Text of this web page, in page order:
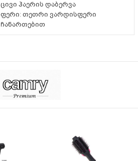
ცივი ჰაერის დაბერვა
ფერი: თეთრი ვარდისფერი
ჩანართებით